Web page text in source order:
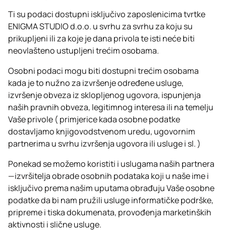
Ti su podaci dostupni isključivo zaposlenicima tvrtke
ENIGMA STUDIO d.o.o. u svrhu za svrhu za koju su
prikupljeni ili za koje je dana privola te isti neće biti
neovlašteno ustupljeni trećim osobama.
Osobni podaci mogu biti dostupni trećim osobama
kada je to nužno za izvršenje određene usluge,
izvršenje obveza iz sklopljenog ugovora, ispunjenja
naših pravnih obveza, legitimnog interesa ili na temelju
Vaše privole ( primjerice kada osobne podatke
dostavljamo knjigovodstvenom uredu, ugovornim
partnerima u svrhu izvršenja ugovora ili usluge i sl. )
Ponekad se možemo koristiti i uslugama naših partnera
—izvršitelja obrade osobnih podataka koji u naše ime i
isključivo prema našim uputama obrađuju Vaše osobne
podatke da bi nam pružili usluge informatičke podrške,
pripreme i tiska dokumenata, provođenja marketinških
aktivnosti i slične usluge.